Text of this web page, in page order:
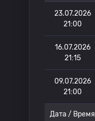
23.07.2026
21:00
16.07.2026
21:15
09.07.2026
21:00
Дата / Время